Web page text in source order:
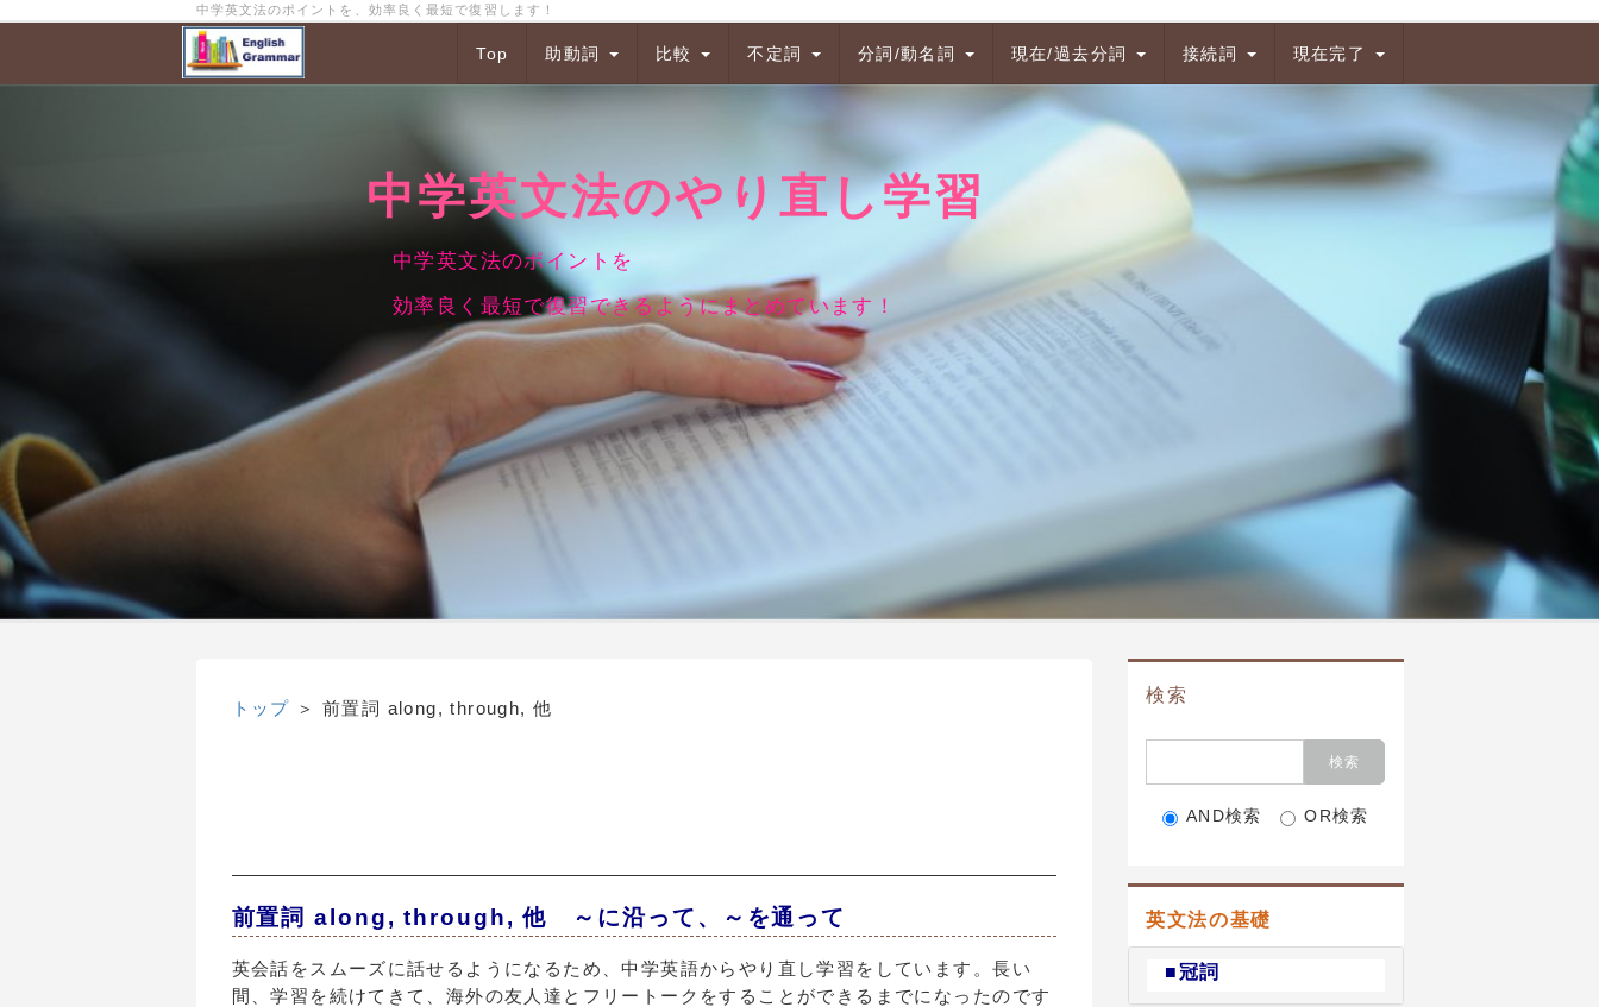
中学英文法のポイントを、効率良く最短で復習します！
Top 助動詞 比較 不定詞 分詞/動名詞 現在/過去分詞 接続詞 現在完了
中学英文法のやり直し学習
中学英文法のポイントを
効率良く最短で復習できるようにまとめています！
トップ ＞ 前置詞 along, through, 他
前置詞 along, through, 他 ～に沿って、～を通って
英会話をスムーズに話せるようになるため、中学英語からやり直し学習をしています。長い
間、学習を続けてきて、海外の友人達とフリートークをすることができるまでになったのです
検索
AND検索 OR検索
英文法の基礎
■冠詞